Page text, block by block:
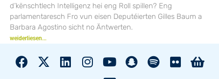
d’kënschtlech Intelligenz hei eng Roll spillen? Eng
parlamentaresch Fro vun eisen Deputéierten Gilles Baum a
Barbara Agostino sicht no Äntwerten.
weiderliesen...